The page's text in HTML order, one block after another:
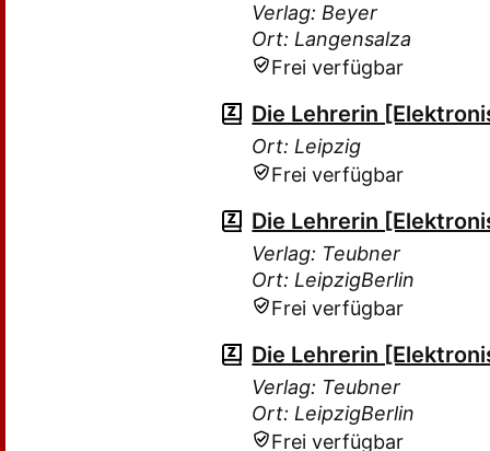
Verlag: Beyer
Ort: Langensalza
Frei verfügbar
Die Lehrerin
Ort: Leipzig
Frei verfügbar
Die Lehrerin
Verlag: Teubner
Ort: LeipzigBerlin
Frei verfügbar
Die Lehrerin
Verlag: Teubner
Ort: LeipzigBerlin
Frei verfügbar